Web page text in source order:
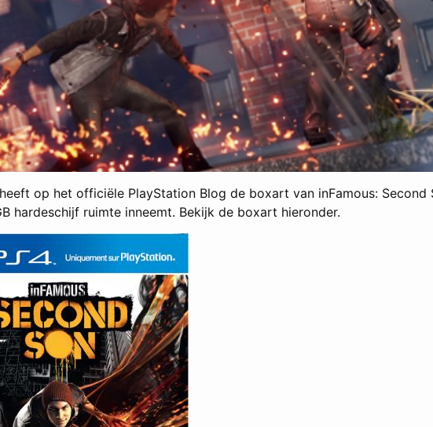
op het officiële PlayStation Blog de boxart van inFamous: Second
hardeschijf ruimte inneemt. Bekijk de boxart hieronder.